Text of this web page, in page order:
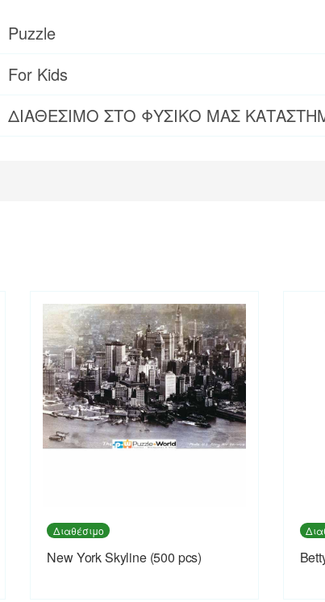
Puzzle
For Kids
ΔΙΑΘΕΣΙΜΟ ΣΤΟ ΦΥΣΙΚΟ ΜΑΣ
Διαθέσιμο
New York Skyline (500 pcs)